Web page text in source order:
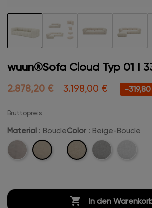
wuun®Sofa Cloud Typ 01 I
2.878,20 € 3.198,00 € -
Bruttopreis
Material : Boucle
Velvet Boucle
Color : Beige-Boucle
Beige-
Boucle
Hellgrau-
 In den